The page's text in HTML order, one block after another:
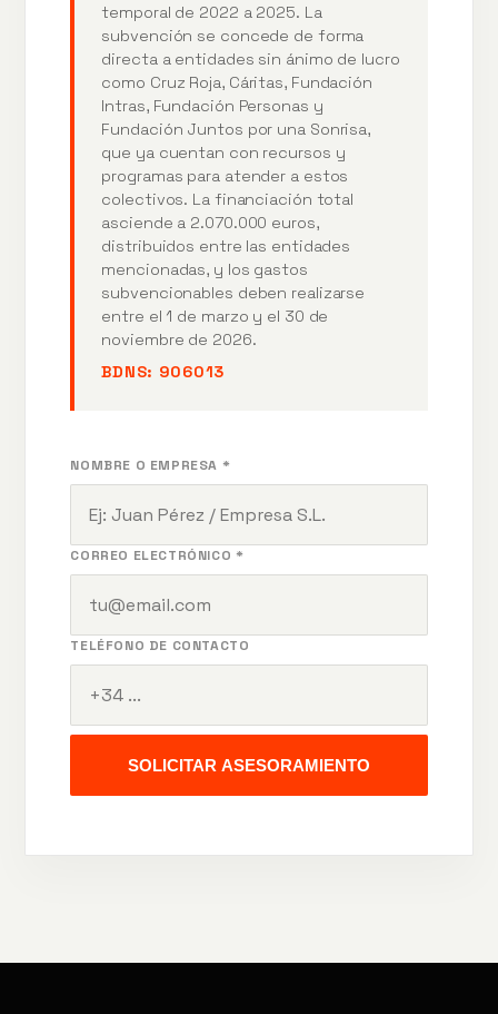
temporal de 2022 a 2025. La
subvención se concede de forma
directa a entidades sin ánimo de lucro
como Cruz Roja, Cáritas, Fundación
Intras, Fundación Personas y
Fundación Juntos por una Sonrisa,
que ya cuentan con recursos y
programas para atender a estos
colectivos. La financiación total
asciende a 2.070.000 euros,
distribuidos entre las entidades
mencionadas, y los gastos
subvencionables deben realizarse
entre el 1 de marzo y el 30 de
noviembre de 2026.
BDNS: 906013
NOMBRE O EMPRESA *
CORREO ELECTRÓNICO *
TELÉFONO DE CONTACTO
SOLICITAR ASESORAMIENTO